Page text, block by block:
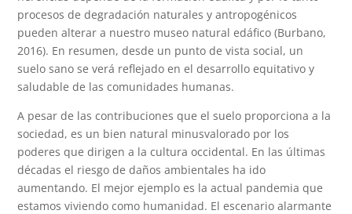
procesos de degradación naturales y antropogénicos
pueden alterar a nuestro museo natural edáfico (Burbano,
2016). En resumen, desde un punto de vista social, un
suelo sano se verá reflejado en el desarrollo equitativo y
saludable de las comunidades humanas.
A pesar de las contribuciones que el suelo proporciona a la
sociedad, es un bien natural minusvalorado por los
poderes que dirigen a la cultura occidental. En las últimas
décadas el riesgo de daños ambientales ha ido
aumentando. El mejor ejemplo es la actual pandemia que
estamos viviendo como humanidad. El escenario alarmante